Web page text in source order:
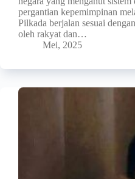
pergantian kepemimpinan
Pilkada berjalan sesuai
oleh rakyat dan…
Mei, 2025